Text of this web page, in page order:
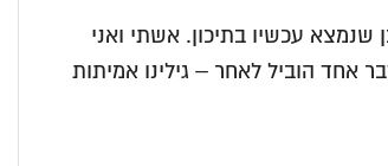
עכשיו בצבא ובן שנמצא עכשיו בתיכון. אשתי ואני
דבר אחד הוביל לאחר – גילינו אמיתות